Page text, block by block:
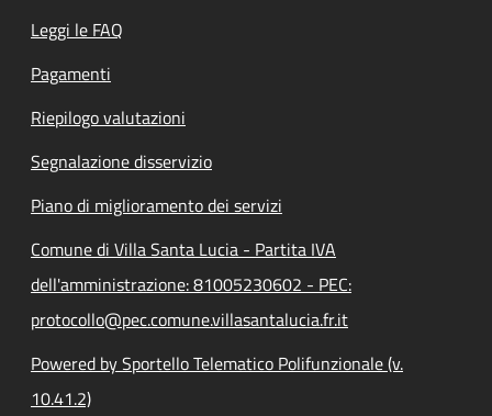
Leggi le FAQ
Pagamenti
Riepilogo valutazioni
Segnalazione disservizio
Piano di miglioramento dei servizi
Comune di Villa Santa Lucia - Partita IVA
dell'amministrazione: 81005230602 - PEC:
protocollo@pec.comune.villasantalucia.fr.it
Powered by Sportello Telematico Polifunzionale (v.
10.41.2)